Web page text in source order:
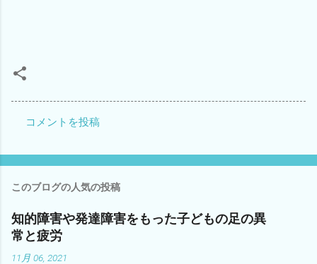
メ
ト
コメントを投稿
このブログの人気の投稿
知的障害や発達障害をもった子どもの足の異
常と疲労
11月 06, 2021